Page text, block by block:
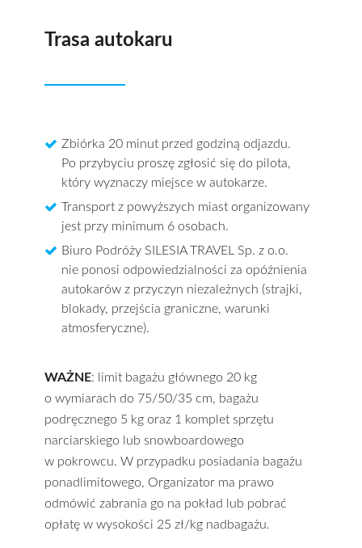
Trasa autokaru
Zbiórka 20 minut przed godziną odjazdu.
Po przybyciu proszę zgłosić się do pilota,
który wyznaczy miejsce w autokarze.
Transport z powyższych miast organizowany
jest przy minimum 6 osobach.
Biuro Podróży SILESIA TRAVEL Sp. z o.o.
nie ponosi odpowiedzialności za opóźnienia
autokarów z przyczyn niezależnych (strajki,
blokady, przejścia graniczne, warunki
atmosferyczne).
WAŻNE: limit bagażu głównego 20 kg
o wymiarach do 75/50/35 cm, bagażu
podręcznego 5 kg oraz 1 komplet sprzętu
narciarskiego lub snowboardowego
w pokrowcu. W przypadku posiadania bagażu
ponadlimitowego, Organizator ma prawo
odmówić zabrania go na pokład lub pobrać
opłatę w wysokości 25 zł/kg nadbagażu.